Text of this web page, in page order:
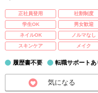
正社員登用 社割制度
学生OK
男女歓迎
ネイルOK
ノルマなし
スキンケア
メイク
履歴書不要 転職サポートあ
気になる